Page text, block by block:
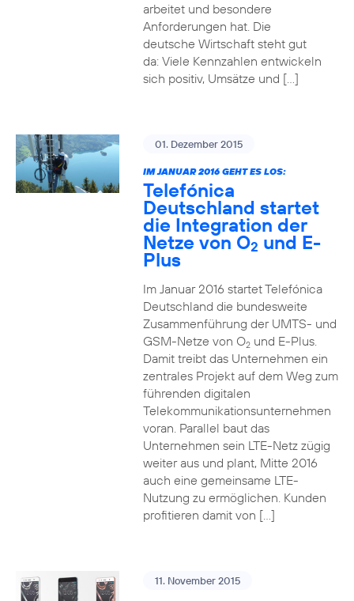
arbeitet und besondere
Anforderungen hat. Die
deutsche Wirtschaft steht gut
da: Viele Kennzahlen entwickeln
sich positiv, Umsätze und […]
01. Dezember 2015
IM JANUAR 2016 GEHT ES LOS:
Telefónica
Deutschland startet
die Integration der
Netze von O2 und E-
Plus
Im Januar 2016 startet Telefónica
Deutschland die bundesweite
Zusammenführung der UMTS- und
GSM-Netze von O2und E-Plus.
Damit treibt das Unternehmen ein
zentrales Projekt auf dem Weg zum
führenden digitalen
Telekommunikationsunternehmen
voran. Parallel baut das
Unternehmen sein LTE-Netz zügig
weiter aus und plant, Mitte 2016
auch eine gemeinsame LTE-
Nutzung zu ermöglichen. Kunden
profitieren damit von […]
11. November 2015